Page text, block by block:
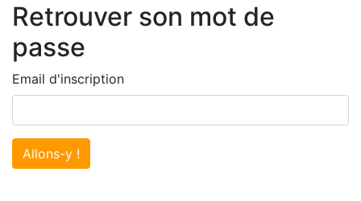
Retrouver son mot de
passe
Email d'inscription
Allons-y !